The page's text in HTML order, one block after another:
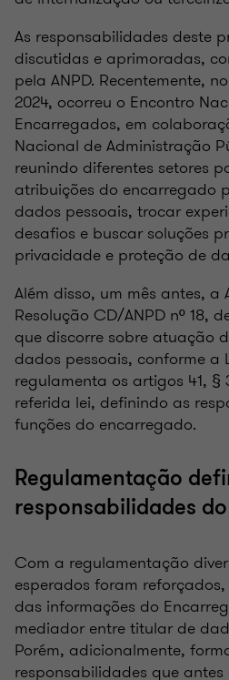
As responsabilidades deste
discutidas e aprimoradas,
pela ANPD. Recentemente,
2024, ocorreu o Encontro
Encarregados, em
Nacional de Administração
reunindo diferentes setores
atribuições do encarregado
dados pessoais, trocar
desafios e buscar soluções
privacidade e proteção de
Além disso, um mês antes,
Resolução CD/ANPD nº 18,
que discorre sobre atuação
dados pessoais, conforme a
regulamenta os artigos 41, §
referida lei, definindo as
funções do encarregado.
Regulamentação
responsabilidades
Com a regulamentação
esperados foram
das informações do
mediador entre titular de
Porém, adicionalmente,
responsabilidades que